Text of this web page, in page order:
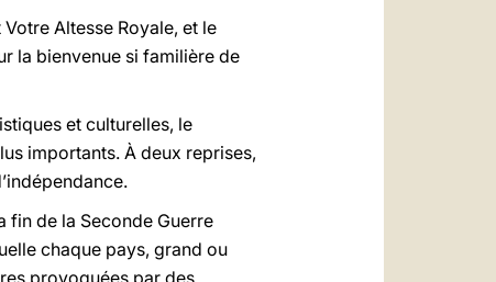
Altesse Royale, et le
la bienvenue si familière de
et culturelles, le
importants. À deux reprises,
fin de la Seconde Guerre
chaque pays, grand ou
provoquées par des